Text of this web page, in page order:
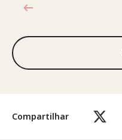
Compartilhar